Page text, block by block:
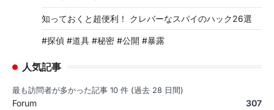
知っておくと超便利！ クレバーなスパイのハック26選
#探偵 #道具 #秘密 #公開 #暴露
人気記事
最も訪問者が多かった記事 10 件 (過去 28 日間)
Forum 307